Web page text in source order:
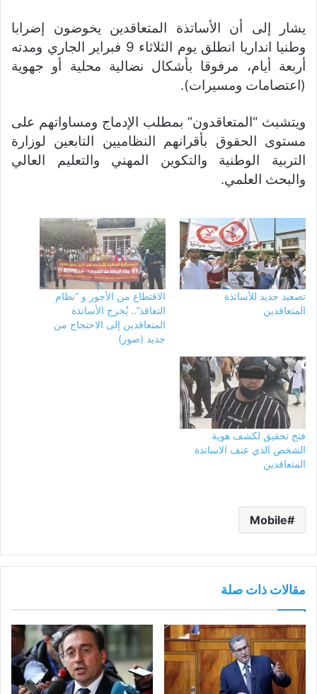
يشار إلى أن الأساتذة المتعاقدين يخوضون إضرابا
وطنيا انداريا انطلق يوم الثلاثاء 9 فبراير الجاري ومدته
أربعة أيام، مرفوقا بأشكال نضالية محلية أو جهوية
(اعتصامات ومسيرات).
ويتشبث “المتعاقدون” بمطلب الإدماج ومساواتهم على
مستوى الحقوق بأقرانهم النظاميين التابعين لوزارة
التربية الوطنية والتكوين المهني والتعليم العالي
والبحث العلمي.
تصعيد جديد للأساتذة
المتعاقدين
الاقتطاع من الأجور و “نظام
التعاقد”.. يُخرج الأساتذة
المتعاقدين إلى الاحتجاج من
جديد (صور)
فتح تحقيق لكشف هوية
الشخص الذي عنف الاساتذة
المتعاقدين
Mobile
مقالات ذات صلة